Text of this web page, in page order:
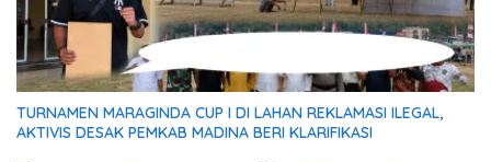
TURNAMEN MARAGINDA CUP I DI LAHAN REKLAMASI ILEGAL,
AKTIVIS DESAK PEMKAB MADINA BERI KLARIFIKASI